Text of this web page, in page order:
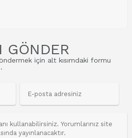
GÖNDER
için alt kısımdaki formu